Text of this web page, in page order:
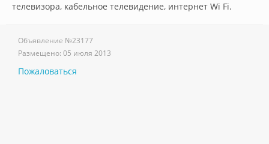
телевизора, кабельное телевидение, интернет Wi Fi.
Объявление №23177
Размещено: 05 июля 2013
Пожаловаться